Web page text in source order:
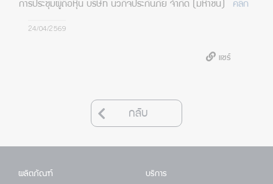
การประชุมผู้ถือหุ้น บริษัท นวกิจประกันภัย จำกัด (มหาชน) คลิก
24/04/2569
แชร์
กลับ
ผลิตภัณฑ์ บริการ